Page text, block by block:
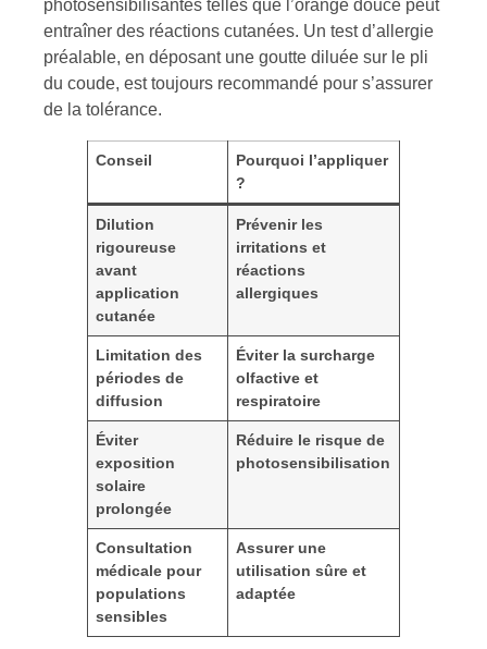
photosensibilisantes telles que l’orange douce peut
entraîner des réactions cutanées. Un test d’allergie
préalable, en déposant une goutte diluée sur le pli
du coude, est toujours recommandé pour s’assurer
de la tolérance.
Conseil
Pourquoi l’appliquer
?
Dilution
rigoureuse
avant
application
cutanée
Prévenir les
irritations et
réactions
allergiques
Limitation des
périodes de
diffusion
Éviter la surcharge
olfactive et
respiratoire
Éviter
exposition
solaire
prolongée
Réduire le risque de
photosensibilisation
Consultation
médicale pour
populations
sensibles
Assurer une
utilisation sûre et
adaptée